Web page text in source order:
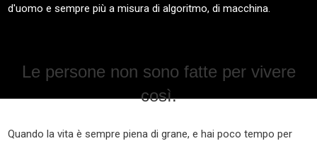
d'uomo e sempre più a misura di algoritmo, di macchina.
Le persone non sono fatte per vivere
così.
Quando la vita è sempre piena di grane, e hai poco tempo per